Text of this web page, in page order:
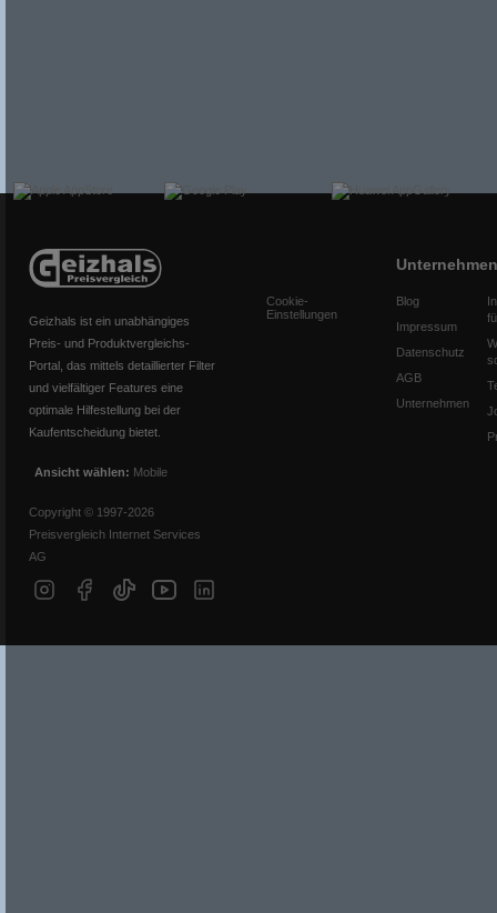
Geizhals ist ein unabhängiges
Preis- und Produktvergleichs-
Portal, das mittels detaillierter Filter
und vielfältiger Features eine
optimale Hilfestellung bei der
Kaufentscheidung bietet.
Ansicht wählen: Mobile
Copyright © 1997-2026
Preisvergleich Internet Services
AG
Cookie-
Einstellungen
Unternehmen
Blog
Impressum
Datenschutz
AGB
Unternehmen